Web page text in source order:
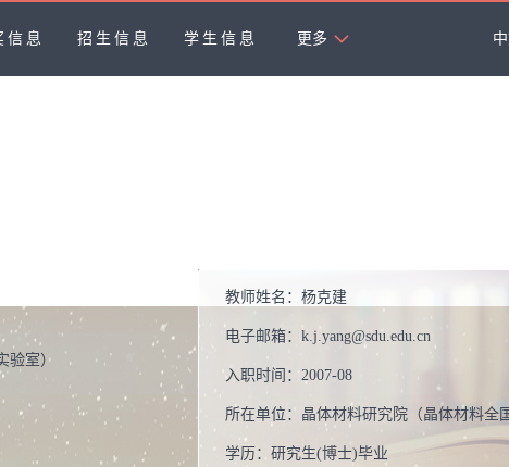
信息 招生信息 学生信息 更多
验室）
教师姓名： 杨克建
电子邮箱： k.j.yang@sdu.edu.cn
入职时间： 2007-08
所在单位： 晶体材料研究院（晶体材料全
学历： 研究生(博士)毕业